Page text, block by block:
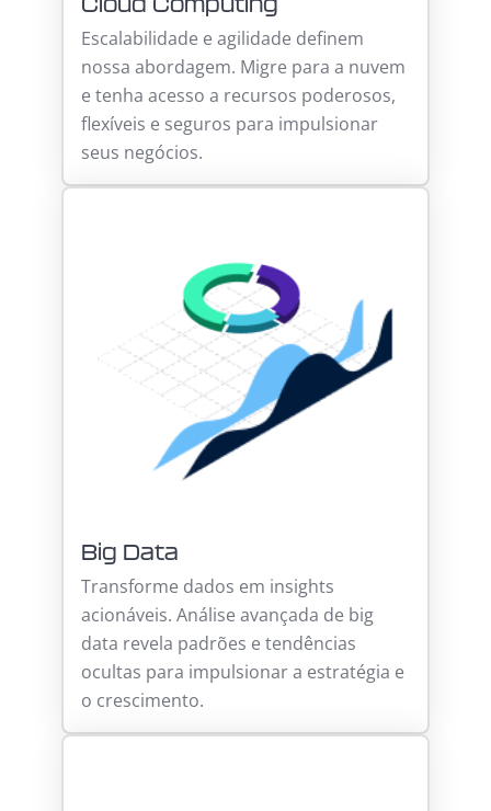
Cloud Computing
Escalabilidade e agilidade definem
nossa abordagem. Migre para a nuvem
e tenha acesso a recursos poderosos,
flexíveis e seguros para impulsionar
seus negócios.
Big Data
Transforme dados em insights
acionáveis. Análise avançada de big
data revela padrões e tendências
ocultas para impulsionar a estratégia e
o crescimento.